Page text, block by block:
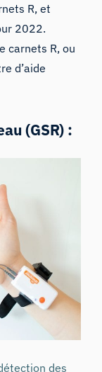
R, et
2022.
carnets R, ou
d’aide
(GSR) :
des